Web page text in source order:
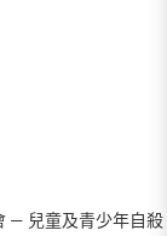
— 兒童及青少年自殺